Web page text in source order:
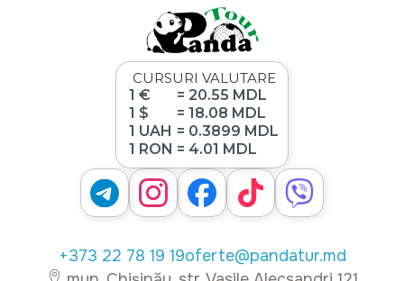
CURSURI VALUTARE
1 €
= 20.55 MDL
1 $
= 18.08 MDL
1 UAH = 0.3899 MDL
1 RON = 4.01 MDL
+373 22 78 19 19oferte@pandatur.md